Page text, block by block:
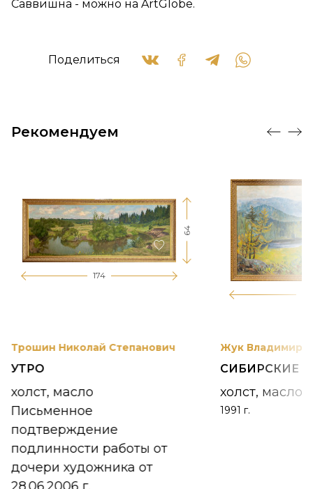
Саввишна - можно на ArtGlobe.
Поделиться
Рекомендуем
174
64
Трошин Николай Степанович
УТРО
холст, масло
Письменное
подтверждение
подлинности работы от
дочери художника от
Жук Владимир
СИБИРСКИЕ
холст, масло
1991 г.